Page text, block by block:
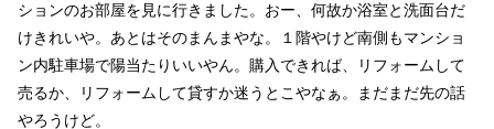
ションのお部屋を見に行きました。おー、何故か浴室と洗面台だ
けきれいや。あとはそのまんまやな。１階やけど南側もマンショ
ン内駐車場で陽当たりいいやん。購入できれば、リフォームして
売るか、リフォームして貸すか迷うとこやなぁ。まだまだ先の話
やろうけど。